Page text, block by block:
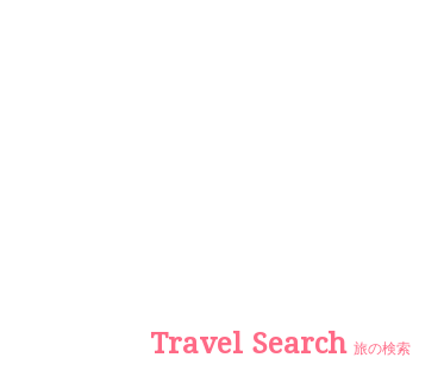
Travel Search 旅の検索